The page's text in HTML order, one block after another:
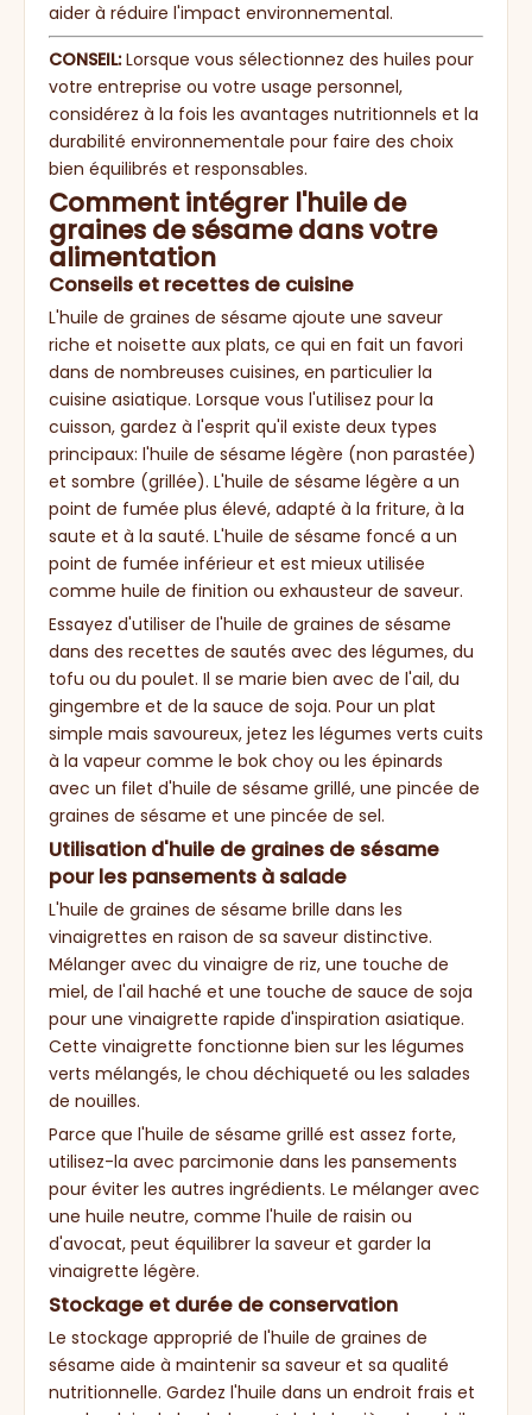
aider à réduire l'impact environnemental.
CONSEIL:Lorsque vous sélectionnez des huiles pour
votre entreprise ou votre usage personnel,
considérez à la fois les avantages nutritionnels et la
durabilité environnementale pour faire des choix
bien équilibrés et responsables.
Comment intégrer l'huile de
graines de sésame dans votre
alimentation
Conseils et recettes de cuisine
L'huile de graines de sésame ajoute une saveur
riche et noisette aux plats, ce qui en fait un favori
dans de nombreuses cuisines, en particulier la
cuisine asiatique. Lorsque vous l'utilisez pour la
cuisson, gardez à l'esprit qu'il existe deux types
principaux: l'huile de sésame légère (non parastée)
et sombre (grillée). L'huile de sésame légère a un
point de fumée plus élevé, adapté à la friture, à la
saute et à la sauté. L'huile de sésame foncé a un
point de fumée inférieur et est mieux utilisée
comme huile de finition ou exhausteur de saveur.
Essayez d'utiliser de l'huile de graines de sésame
dans des recettes de sautés avec des légumes, du
tofu ou du poulet. Il se marie bien avec de l'ail, du
gingembre et de la sauce de soja. Pour un plat
simple mais savoureux, jetez les légumes verts cuits
à la vapeur comme le bok choy ou les épinards
avec un filet d'huile de sésame grillé, une pincée de
graines de sésame et une pincée de sel.
Utilisation d'huile de graines de sésame
pour les pansements à salade
L'huile de graines de sésame brille dans les
vinaigrettes en raison de sa saveur distinctive.
Mélanger avec du vinaigre de riz, une touche de
miel, de l'ail haché et une touche de sauce de soja
pour une vinaigrette rapide d'inspiration asiatique.
Cette vinaigrette fonctionne bien sur les légumes
verts mélangés, le chou déchiqueté ou les salades
de nouilles.
Parce que l'huile de sésame grillé est assez forte,
utilisez-la avec parcimonie dans les pansements
pour éviter les autres ingrédients. Le mélanger avec
une huile neutre, comme l'huile de raisin ou
d'avocat, peut équilibrer la saveur et garder la
vinaigrette légère.
Stockage et durée de conservation
Le stockage approprié de l'huile de graines de
sésame aide à maintenir sa saveur et sa qualité
nutritionnelle. Gardez l'huile dans un endroit frais et